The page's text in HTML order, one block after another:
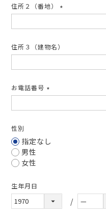
住所２（番地）
須)
住所３（建物名）
お電話番号
須)
性別
指定なし
男性
女性
生年月日